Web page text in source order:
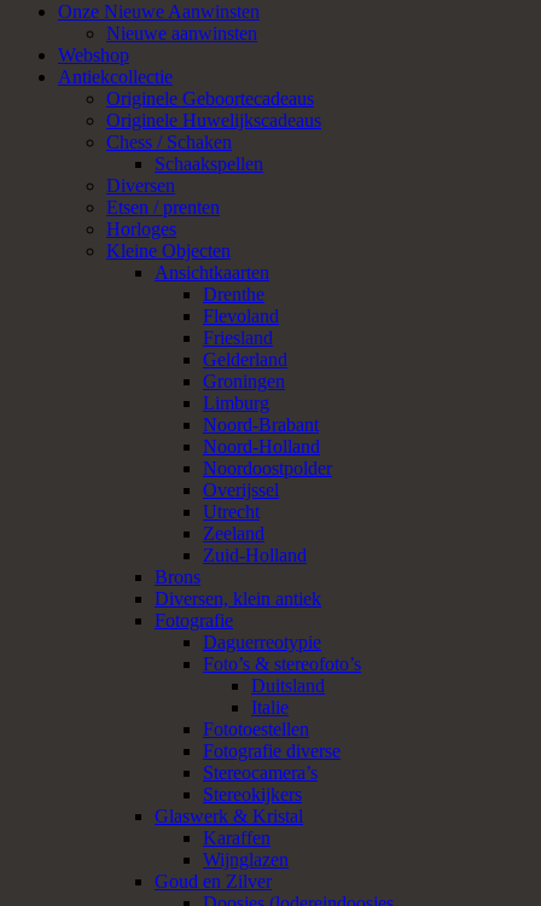
Onze Nieuwe Aanwinsten
Nieuwe aanwinsten
Webshop
Antiekcollectie
Originele Geboortecadeaus
Originele Huwelijkscadeaus
Chess / Schaken
Schaakspellen
Diversen
Etsen / prenten
Horloges
Kleine Objecten
Ansichtkaarten
Drenthe
Flevoland
Friesland
Gelderland
Groningen
Limburg
Noord-Brabant
Noord-Holland
Noordoostpolder
Overijssel
Utrecht
Zeeland
Zuid-Holland
Brons
Diversen, klein antiek
Fotografie
Daguerreotypie
Foto’s & stereofoto’s
Duitsland
Italie
Fototoestellen
Fotografie diverse
Stereocamera’s
Stereokijkers
Glaswerk & Kristal
Karaffen
Wijnglazen
Goud en Zilver